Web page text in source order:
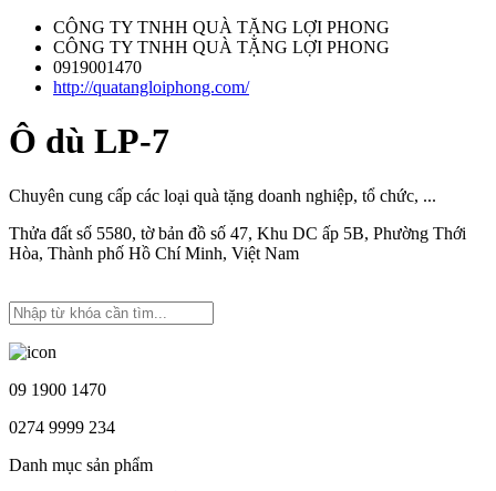
CÔNG TY TNHH QUÀ TẶNG LỢI PHONG
CÔNG TY TNHH QUÀ TẶNG LỢI PHONG
0919001470
http://quatangloiphong.com/
Ô dù LP-7
Chuyên cung cấp các loại quà tặng doanh nghiệp, tổ chức, ...
Thửa đất số 5580, tờ bản đồ số 47, Khu DC ấp 5B, Phường Thới
Hòa, Thành phố Hồ Chí Minh, Việt Nam
09 1900 1470
0274 9999 234
Danh mục sản phẩm